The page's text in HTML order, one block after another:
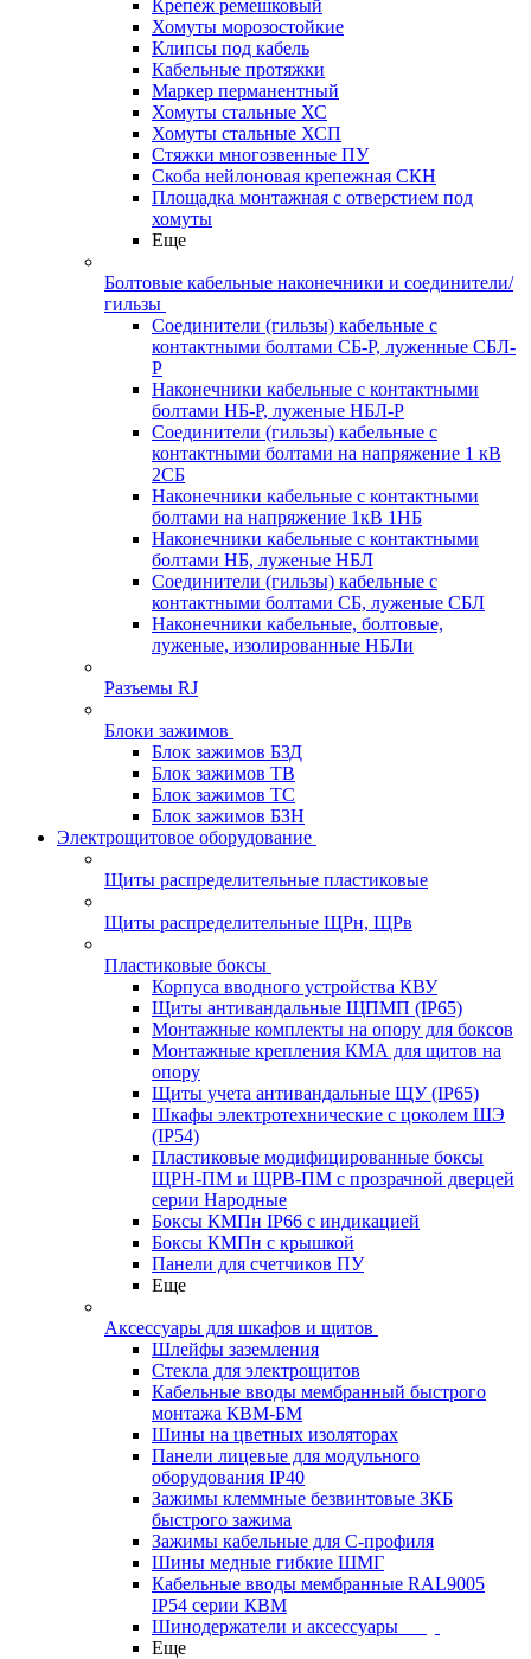
Крепеж ремешковый
Хомуты морозостойкие
Клипсы под кабель
Кабельные протяжки
Маркер перманентный
Хомуты стальные ХС
Хомуты стальные ХСП
Стяжки многозвенные ПУ
Скоба нейлоновая крепежная СКН
Площадка монтажная с отверстием под
хомуты
Еще
Болтовые кабельные наконечники и соединители/
гильзы
Соединители (гильзы) кабельные с
контактными болтами СБ-Р, луженные СБЛ-
Р
Наконечники кабельные с контактными
болтами НБ-Р, луженые НБЛ-Р
Соединители (гильзы) кабельные с
контактными болтами на напряжение 1 кВ
2СБ
Наконечники кабельные с контактными
болтами на напряжение 1кВ 1НБ
Наконечники кабельные с контактными
болтами НБ, луженые НБЛ
Соединители (гильзы) кабельные с
контактными болтами СБ, луженые СБЛ
Наконечники кабельные, болтовые,
луженые, изолированные НБЛи
Разъемы RJ
Блоки зажимов
Блок зажимов БЗД
Блок зажимов ТВ
Блок зажимов ТС
Блок зажимов БЗН
Электрощитовое оборудование
Щиты распределительные пластиковые
Щиты распределительные ЩРн, ЩРв
Пластиковые боксы
Корпуса вводного устройства КВУ
Щиты антивандальные ЩПМП (IP65)
Монтажные комплекты на опору для боксов
Монтажные крепления КМА для щитов на
опору
Щиты учета антивандальные ЩУ (IP65)
Шкафы электротехнические с цоколем ШЭ
(IP54)
Пластиковые модифицированные боксы
ЩРН-ПМ и ЩРВ-ПМ с прозрачной дверцей
серии Народные
Боксы КМПн IP66 с индикацией
Боксы КМПн с крышкой
Панели для счетчиков ПУ
Еще
Аксессуары для шкафов и щитов
Шлейфы заземления
Стекла для электрощитов
Кабельные вводы мембранный быстрого
монтажа КВМ-БМ
Шины на цветных изоляторах
Панели лицевые для модульного
оборудования IP40
Зажимы клеммные безвинтовые ЗКБ
быстрого зажима
Зажимы кабельные для С-профиля
Шины медные гибкие ШМГ
Кабельные вводы мембранные RAL9005
IP54 серии КВМ
Шинодержатели и аксессуары
Еще